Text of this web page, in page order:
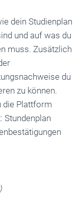
dein Studienplan
und auf was du
muss. Zusätzlich
du
zu können.
die Plattform
Stundenplan